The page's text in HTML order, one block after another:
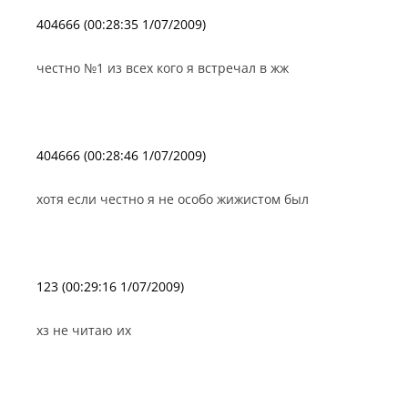
404666 (00:28:35 1/07/2009)
честно №1 из всех кого я встречал в жж
404666 (00:28:46 1/07/2009)
хотя если честно я не особо жижистом был
123 (00:29:16 1/07/2009)
хз не читаю их